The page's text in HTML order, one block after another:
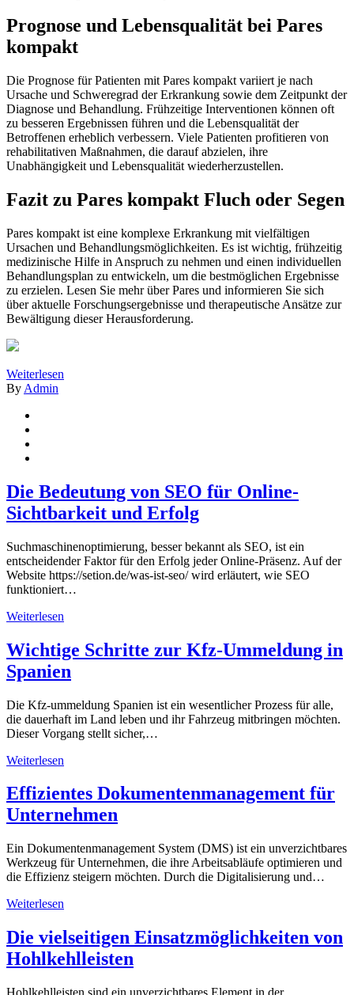
Prognose und Lebensqualität bei Pares
kompakt
Die Prognose für Patienten mit Pares kompakt variiert je nach
Ursache und Schweregrad der Erkrankung sowie dem Zeitpunkt der
Diagnose und Behandlung. Frühzeitige Interventionen können oft
zu besseren Ergebnissen führen und die Lebensqualität der
Betroffenen erheblich verbessern. Viele Patienten profitieren von
rehabilitativen Maßnahmen, die darauf abzielen, ihre
Unabhängigkeit und Lebensqualität wiederherzustellen.
Fazit zu Pares kompakt Fluch oder Segen
Pares kompakt ist eine komplexe Erkrankung mit vielfältigen
Ursachen und Behandlungsmöglichkeiten. Es ist wichtig, frühzeitig
medizinische Hilfe in Anspruch zu nehmen und einen individuellen
Behandlungsplan zu entwickeln, um die bestmöglichen Ergebnisse
zu erzielen. Lesen Sie mehr über Pares und informieren Sie sich
über aktuelle Forschungsergebnisse und therapeutische Ansätze zur
Bewältigung dieser Herausforderung.
Weiterlesen
By Admin
Die Bedeutung von SEO für Online-
Sichtbarkeit und Erfolg
Suchmaschinenoptimierung, besser bekannt als SEO, ist ein
entscheidender Faktor für den Erfolg jeder Online-Präsenz. Auf der
Website https://setion.de/was-ist-seo/ wird erläutert, wie SEO
funktioniert…
Weiterlesen
Wichtige Schritte zur Kfz-Ummeldung in
Spanien
Die Kfz-ummeldung Spanien ist ein wesentlicher Prozess für alle,
die dauerhaft im Land leben und ihr Fahrzeug mitbringen möchten.
Dieser Vorgang stellt sicher,…
Weiterlesen
Effizientes Dokumentenmanagement für
Unternehmen
Ein Dokumentenmanagement System (DMS) ist ein unverzichtbares
Werkzeug für Unternehmen, die ihre Arbeitsabläufe optimieren und
die Effizienz steigern möchten. Durch die Digitalisierung und…
Weiterlesen
Die vielseitigen Einsatzmöglichkeiten von
Hohlkehlleisten